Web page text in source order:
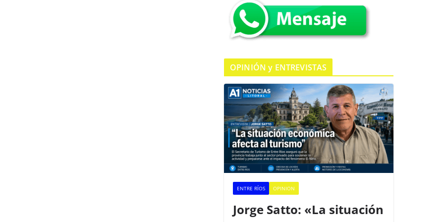
OPINIÓN y ENTREVISTAS
ENTRE RÍOS OPINION
Jorge Satto: «La situación